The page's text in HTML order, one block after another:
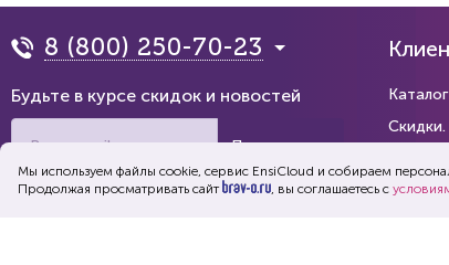
8 (800) 250-70-23
Будьте в курсе скидок и новостей
Подписаться
Каталог
Мы используем файлы cookie, сервис EnsiСloud и собираем
Продолжая просматривать сайт
, вы соглашаетесь с